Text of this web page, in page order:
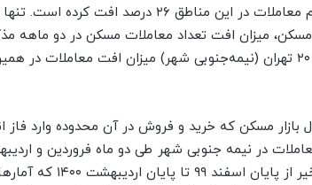
۲۶ درصد افت کرده است. تنها در
درصد بوده و این درحالی است که در مناطق ۹ تا ۲۰ تهران (نیمه‌جنوبی شهر) میزان افت معاملات
مسکن که خرید و فروش در آن محدوده وارد فاز
در نیمه جنوبی شهر طی دو ماه فروردین و
است. مقایسه تغییرات قیمتی در بازه دوماهه اخیر